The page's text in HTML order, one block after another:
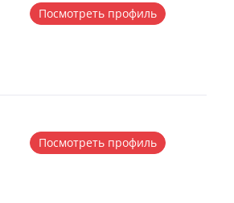
Посмотреть профиль
Посмотреть профиль